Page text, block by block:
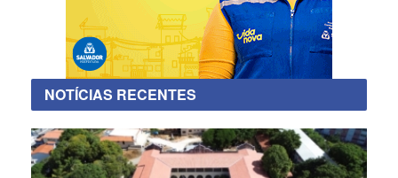
NOTÍCIAS RECENTES